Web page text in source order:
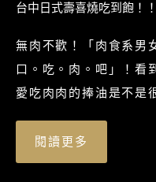
台中日式壽喜燒吃到飽！
無肉不歡！「肉食系男
口。吃。肉。吧」！看
愛吃肉肉的捧油是不是
閱讀更多